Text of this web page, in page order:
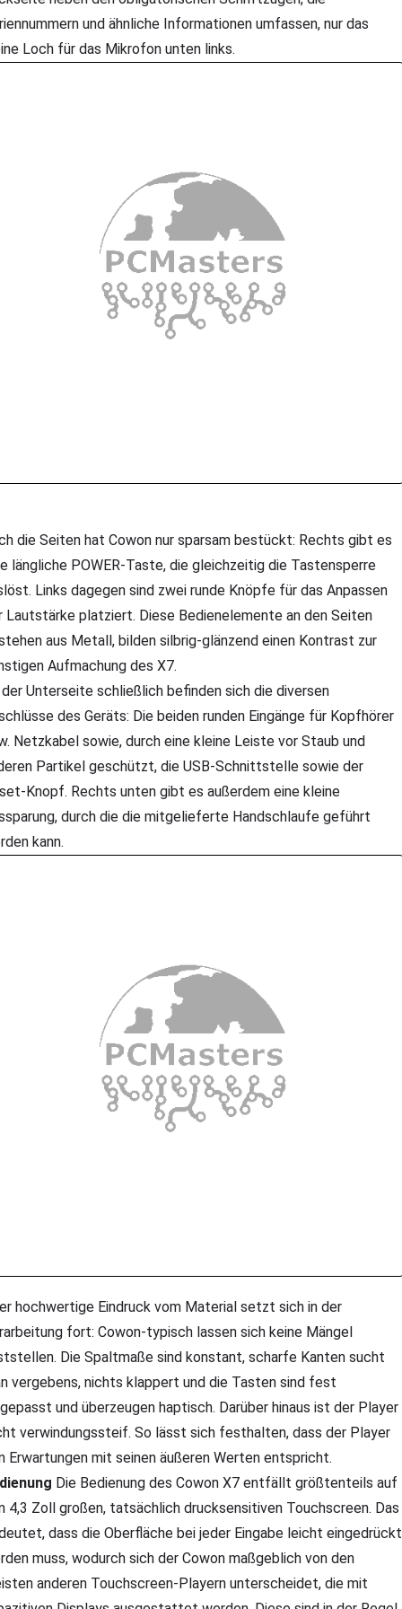
und ähnliche Informationen umfassen, nur das
Loch für das Mikrofon unten links.
die Seiten hat Cowon nur sparsam bestückt: Rechts gibt es
längliche POWER-Taste, die gleichzeitig die Tastensperre
Links dagegen sind zwei runde Knöpfe für das Anpassen
Lautstärke platziert. Diese Bedienelemente an den Seiten
aus Metall, bilden silbrig-glänzend einen Kontrast zur
Aufmachung des X7.
der Unterseite schließlich befinden sich die diversen
des Geräts: Die beiden runden Eingänge für Kopfhörer
Netzkabel sowie, durch eine kleine Leiste vor Staub und
Partikel geschützt, die USB-Schnittstelle sowie der
Knopf. Rechts unten gibt es außerdem eine kleine
durch die die mitgelieferte Handschlaufe geführt
kann.
hochwertige Eindruck vom Material setzt sich in der
fort: Cowon-typisch lassen sich keine Mängel
Die Spaltmaße sind konstant, scharfe Kanten sucht
vergebens, nichts klappert und die Tasten sind fest
und überzeugen haptisch. Darüber hinaus ist der Player
verwindungssteif. So lässt sich festhalten, dass der Player
Erwartungen mit seinen äußeren Werten entspricht.
Die Bedienung des Cowon X7 entfällt größtenteils auf
4,3 Zoll großen, tatsächlich drucksensitiven Touchscreen. Das
dass die Oberfläche bei jeder Eingabe leicht eingedrückt
muss, wodurch sich der Cowon maßgeblich von den
anderen Touchscreen-Playern unterscheidet, die mit